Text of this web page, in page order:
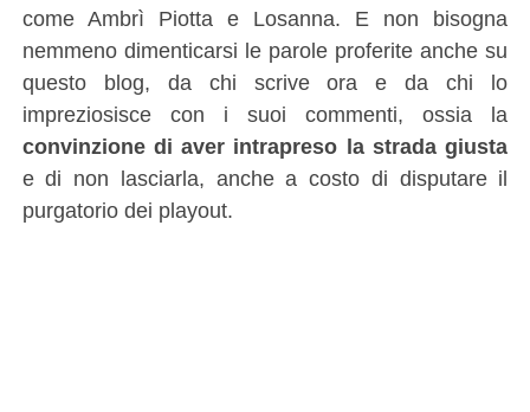
come Ambrì Piotta e Losanna. E non bisogna
nemmeno dimenticarsi le parole proferite anche su
questo blog, da chi scrive ora e da chi lo
impreziosisce con i suoi commenti, ossia la
convinzione di aver intrapreso la strada giusta
e di non lasciarla, anche a costo di disputare il
purgatorio dei playout.